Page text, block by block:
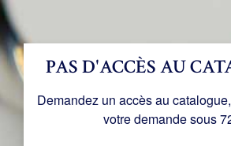
PAS D'ACCÈS AU
Demandez un accès au
votre demande sous